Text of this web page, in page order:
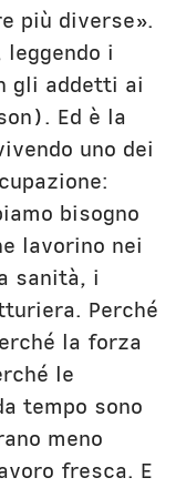
più diverse».
i
gli addetti ai
Ed è la
uno dei
bisogno
lavorino nei
sanità, i
Perché
la forza
le
tempo sono
meno
fresca. E